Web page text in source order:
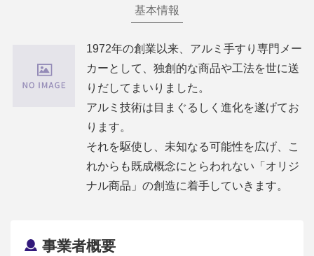
基本情報
1972年の創業以来、アルミ手すり専門メー
カーとして、独創的な商品や工法を世に送
りだしてまいりました。
アルミ技術は目まぐるしく進化を遂げてお
ります。
それを駆使し、未知なる可能性を広げ、こ
れからも既成概念にとらわれない「オリジ
ナル商品」の創造に着手していきます。
事業者概要